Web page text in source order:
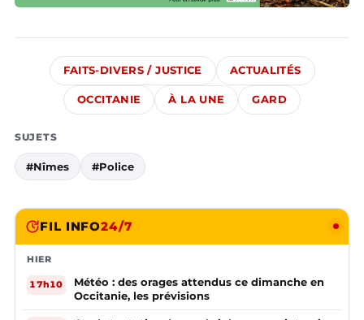
FAITS-DIVERS / JUSTICE ACTUALITÉS
OCCITANIE À LA UNE GARD
SUJETS
#Nîmes #Police
FIL INFO24/7
HIER
17h10
Météo : des orages attendus ce dimanche en
Occitanie, les prévisions